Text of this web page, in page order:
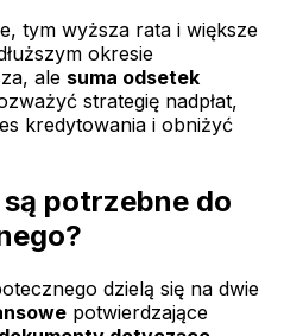
tym wyższa rata i większe
okresie
ale suma odsetek
strategię nadpłat,
kredytowania i obniżyć
potrzebne do
dzielą się na dwie
potwierdzające